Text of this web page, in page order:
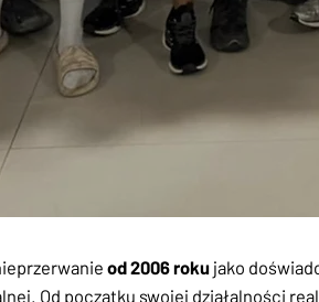
od 2006 rokujako
Od początku swojej działalności